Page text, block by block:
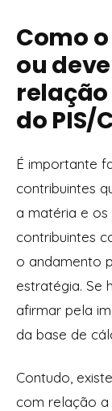
Como
ou
do PIS/
É importante
contribuintes
a matéria e os
contribuintes
o andamento
estratégia. Se
afirmar pela
da base de
Contudo,
com relação a